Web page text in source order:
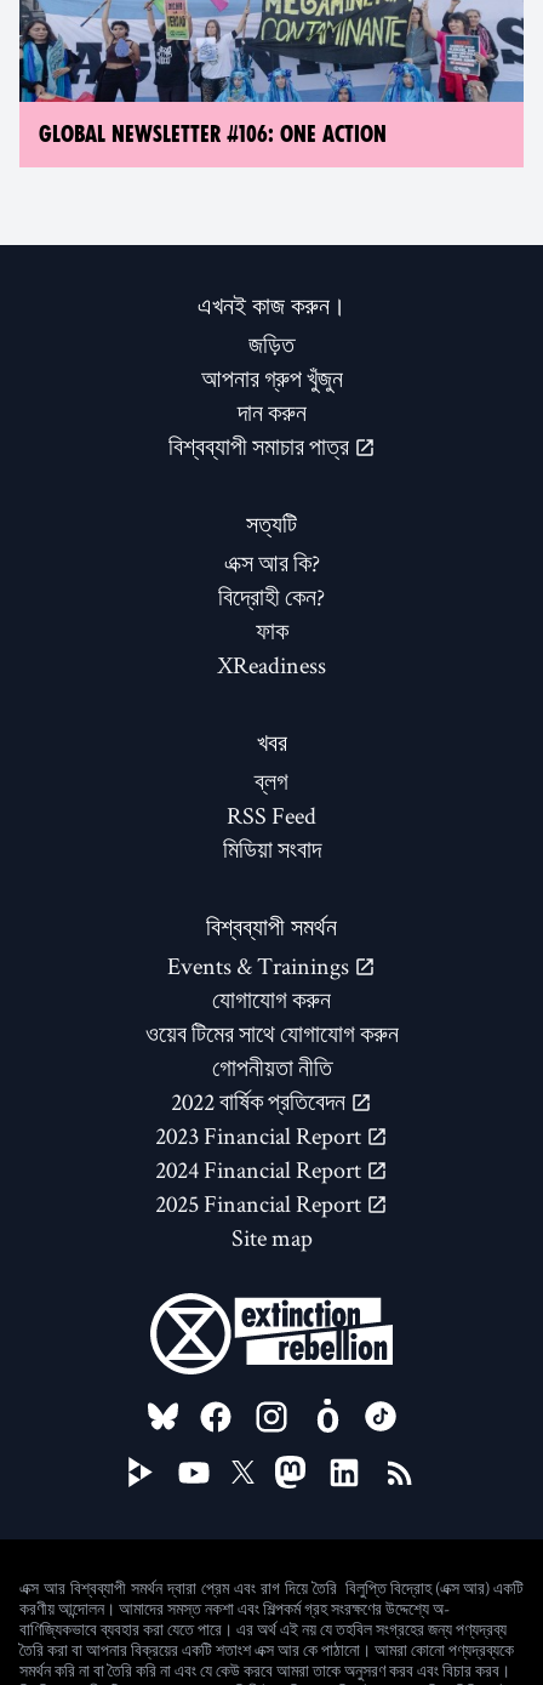
GLOBAL NEWSLETTER #106: ONE ACTION
এখনই কাজ করুন।
জড়িত
আপনার গ্রুপ খুঁজুন
দান করুন
বিশ্বব্যাপী সমাচার পাত্র
সত্যটি
এক্স আর কি?
বিদ্রোহী কেন?
ফাক
XReadiness
খবর
ব্লগ
RSS Feed
মিডিয়া সংবাদ
বিশ্বব্যাপী সমর্থন
Events & Trainings
যোগাযোগ করুন
ওয়েব টিমের সাথে যোগাযোগ করুন
গোপনীয়তা নীতি
2022 বার্ষিক প্রতিবেদন
2023 Financial Report
2024 Financial Report
2025 Financial Report
Site map
FOLLOW US ON
এক্স আর বিশ্বব্যাপী সমর্থন দ্বারা প্রেম এবং রাগ দিয়ে তৈরি বিলুপ্তি বিদ্রোহ (এক্স আর) একটি
করণীয় আন্দোলন। আমাদের সমস্ত নকশা এবং শিল্পকর্ম গ্রহ সংরক্ষণের উদ্দেশ্যে অ-
বাণিজ্যিকভাবে ব্যবহার করা যেতে পারে। এর অর্থ এই নয় যে তহবিল সংগ্রহের জন্য পণ্যদ্রব্য
তৈরি করা বা আপনার বিক্রয়ের একটি শতাংশ এক্স আর কে পাঠানো। আমরা কোনো পণ্যদ্রব্যকে
সমর্থন করি না বা তৈরি করি না এবং যে কেউ করবে আমরা তাকে অনুসরণ করব এবং বিচার করব।